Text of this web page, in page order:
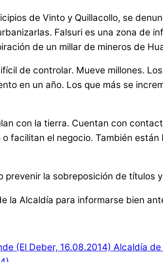
de Vinto y Quillacollo, se
Falsuri es una zona de
de un millar de mineros de
de controlar. Mueve millones.
en un año. Los que más se
con la tierra. Cuentan con
facilitan el negocio. También
la sobreposición de títulos
la Alcaldía para informarse bien
(El Deber, 16.08.2014) Alcaldía